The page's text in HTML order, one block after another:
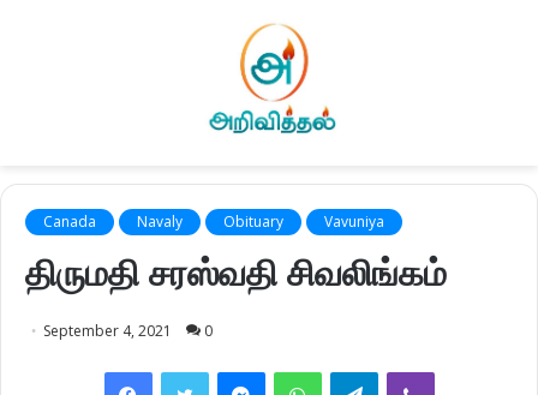
Canada Navaly Obituary Vavuniya
திருமதி சரஸ்வதி சிவலிங்கம்
September 4, 2021 0
FacebookTwitter MessengerWhatsAppTelegramViber